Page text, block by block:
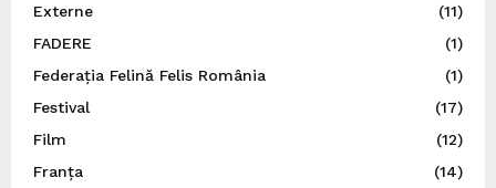
Externe
(11)
FADERE
(1)
Federația Felină Felis România
(1)
Festival
(17)
Film
(12)
Franța
(14)